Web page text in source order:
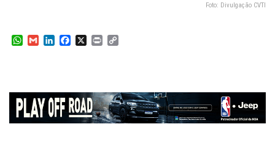
Foto: Divulgação CVTI
W
A
p
p
G
d
I
n
o
o
k
X
P
i
n
k